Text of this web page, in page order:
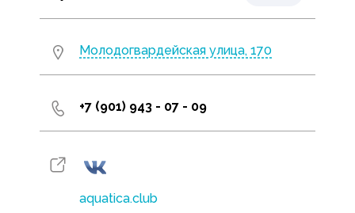
Молодогвардейская улица, 170
+7 (901) 943 - 07 - 09
aquatica.club